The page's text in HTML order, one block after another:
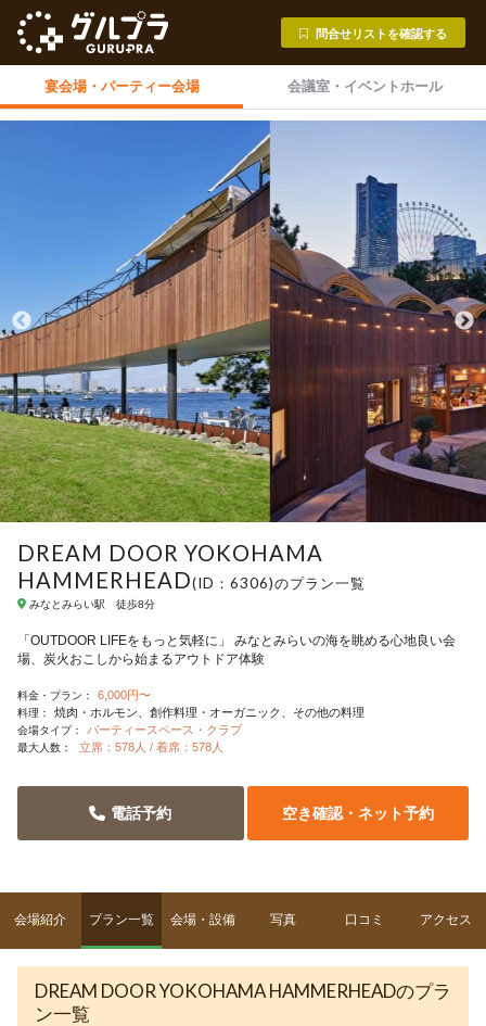
問合せリストを確認する
宴会場・ パーティー会場 会議室・ イベントホール
DREAM DOOR YOKOHAMA
HAMMERHEAD(ID：6306)のプラン一覧
みなとみらい駅 徒歩8分
「OUTDOOR LIFEをもっと気軽に」 みなとみらいの海を眺める心地良い会
場、炭火おこしから始まるアウトドア体験
料金・プラン： 6,000円〜
料理： 焼肉・ホルモン 創作料理・オーガニック その他の料理
会場タイプ： パーティースペース・クラブ
最大人数： 立席：578人 / 着席：578人
空き確認・ネット予約
電話予約
会場紹介 プラン一覧 会場・設備 写真 口コミ アクセス
DREAM DOOR YOKOHAMA HAMMERHEADのプラ
ン一覧